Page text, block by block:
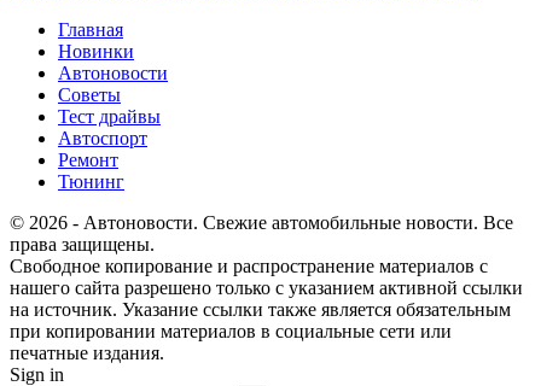
Главная
Новинки
Автоновости
Советы
Тест драйвы
Автоспорт
Ремонт
Тюнинг
© 2026 - Автоновости. Свежие автомобильные новости. Все
права защищены.
Свободное копирование и распространение материалов с
нашего сайта разрешено только с указанием активной ссылки
на источник. Указание ссылки также является обязательным
при копировании материалов в социальные сети или
печатные издания.
Sign in